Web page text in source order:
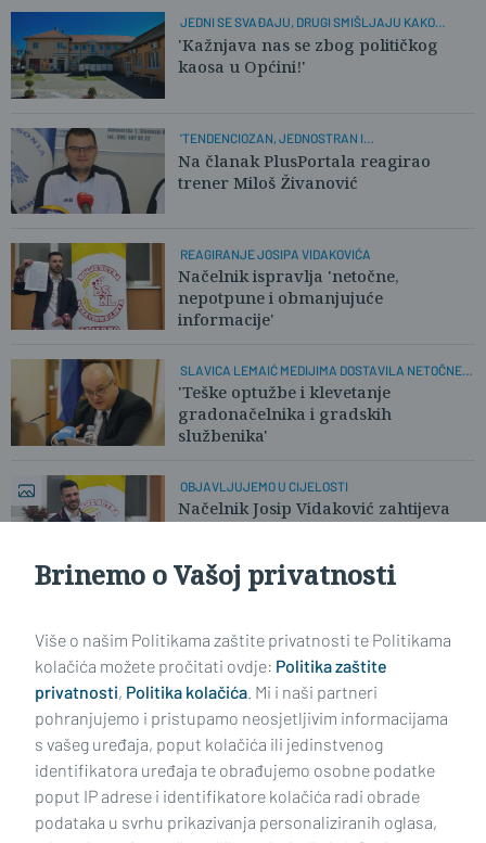
JEDNI SE SVAĐAJU, DRUGI SMIŠLJAJU KAKO
PREŽIVJETI
'Kažnjava nas se zbog političkog
kaosa u Općini!'
'TENDENCIOZAN, JEDNOSTRAN I
NEPROFESIONALAN TEKST'
Na članak PlusPortala reagirao
trener Miloš Živanović
REAGIRANJE JOSIPA VIDAKOVIĆA
Načelnik ispravlja 'netočne,
nepotpune i obmanjujuće
informacije'
SLAVICA LEMAIĆ MEDIJIMA DOSTAVILA NETOČNE
TVRDNJE
'Teške optužbe i klevetanje
gradonačelnika i gradskih
službenika'
OBJAVLJUJEMO U CIJELOSTI
Načelnik Josip Vidaković zahtijeva
Brinemo o Vašoj privatnosti
Više o našim Politikama zaštite privatnosti te Politikama
kolačića možete pročitati ovdje: Politika zaštite
privatnosti, Politika kolačića. Mi i naši partneri
pohranjujemo i pristupamo neosjetljivim informacijama
s vašeg uređaja, poput kolačića ili jedinstvenog
identifikatora uređaja te obrađujemo osobne podatke
poput IP adrese i identifikatore kolačića radi obrade
podataka u svrhu prikazivanja personaliziranih oglasa,